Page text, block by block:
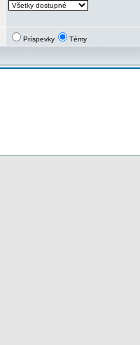
Príspevky Témy